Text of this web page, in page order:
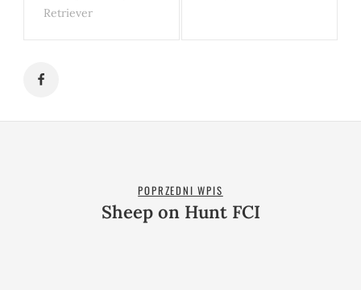
Retriever
POPRZEDNI WPIS
Sheep on Hunt FCI